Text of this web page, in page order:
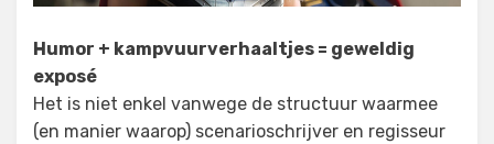
Humor + kampvuurverhaaltjes = geweldig
exposé
Het is niet enkel vanwege de structuur waarmee
(en manier waarop) scenarioschrijver en regisseur